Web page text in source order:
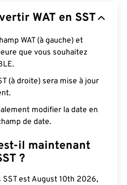
WAT en SST
WAT (à gauche) et
que vous souhaitez
(à droite) sera mise à jour
modifier la date en
de date.
il maintenant
?
est August 10th 2026,